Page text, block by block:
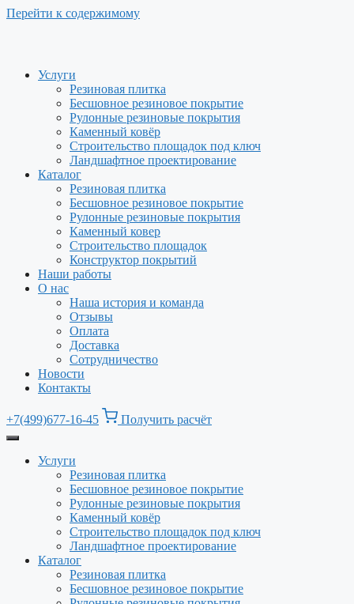
Перейти к содержимому
Услуги
Резиновая плитка
Бесшовное резиновое покрытие
Рулонные резиновые покрытия
Каменный ковёр
Строительство площадок под ключ
Ландшафтное проектирование
Каталог
Резиновая плитка
Бесшовное резиновое покрытие
Рулонные резиновые покрытия
Каменный ковер
Строительство площадок
Конструктор покрытий
Наши работы
О нас
Наша история и команда
Отзывы
Оплата
Доставка
Сотрудничество
Новости
Контакты
+7(499)677-16-45 Получить расчёт
Услуги
Резиновая плитка
Бесшовное резиновое покрытие
Рулонные резиновые покрытия
Каменный ковёр
Строительство площадок под ключ
Ландшафтное проектирование
Каталог
Резиновая плитка
Бесшовное резиновое покрытие